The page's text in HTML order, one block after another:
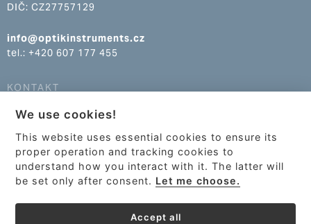
DIČ: CZ27757129
info@optikinstruments.cz
tel.: +420 607 177 455
KONTAKT
info@optikinstruments.cz
tel.: +420 607 177 455
We use cookies!
This website uses essential cookies to ensure its
proper operation and tracking cookies to
understand how you interact with it. The latter will
be set only after consent. Let me choose.
Accept all